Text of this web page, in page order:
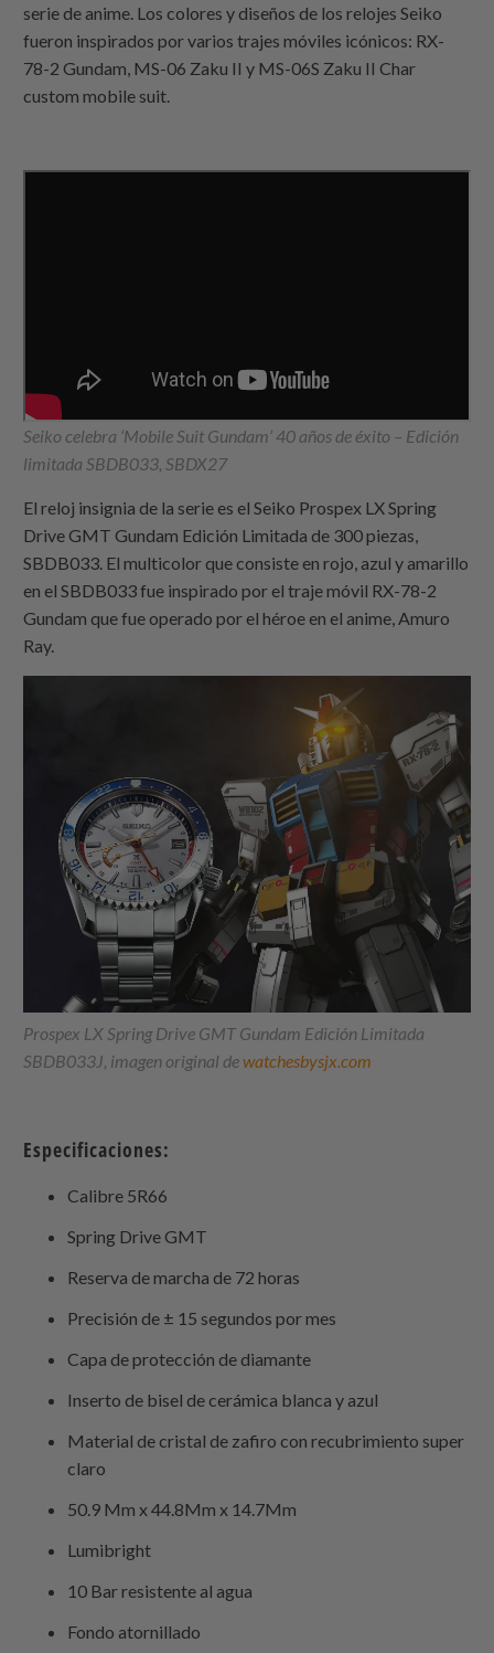
serie de anime. Los colores y diseños de los relojes Seiko
fueron inspirados por varios trajes móviles icónicos: RX-
78-2 Gundam, MS-06 Zaku II y MS-06S Zaku II Char
custom mobile suit.
Seiko celebra ‘Mobile Suit Gundam’ 40 años de éxito – Edición
limitada SBDB033, SBDX27
El reloj insignia de la serie es el Seiko Prospex LX Spring
Drive GMT Gundam Edición Limitada de 300 piezas,
SBDB033. El multicolor que consiste en rojo, azul y amarillo
en el SBDB033 fue inspirado por el traje móvil RX-78-2
Gundam que fue operado por el héroe en el anime, Amuro
Ray.
Prospex LX Spring Drive GMT Gundam Edición Limitada
SBDB033J, imagen original dewatchesbysjx.com
Especificaciones:
Calibre 5R66
Spring Drive GMT
Reserva de marcha de 72 horas
Precisión de ± 15 segundos por mes
Capa de protección de diamante
Inserto de bisel de cerámica blanca y azul
Material de cristal de zafiro con recubrimiento super
claro
50.9 Mm x 44.8Mm x 14.7Mm
Lumibright
10 Bar resistente al agua
Fondo atornillado